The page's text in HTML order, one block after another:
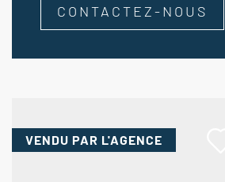
CONTACTEZ-NOUS
VENDU PAR L'AGENCE